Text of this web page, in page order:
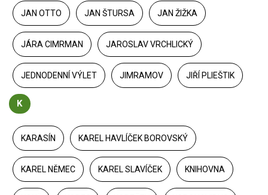
JAN OTTO JAN ŠTURSA JAN ŽIŽKA
JÁRA CIMRMAN JAROSLAV VRCHLICKÝ
JEDNODENNÍ VÝLET JIMRAMOV JIŘÍ PLIEŠTIK
K
KARASÍN KAREL HAVLÍČEK BOROVSKÝ
KAREL NĚMEC KAREL SLAVÍČEK KNIHOVNA